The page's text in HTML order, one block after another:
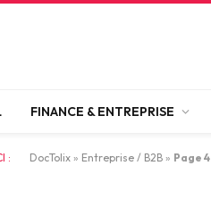
FINANCE & ENTREPRISE
: DocTolix » Entreprise / B2B » Page 4